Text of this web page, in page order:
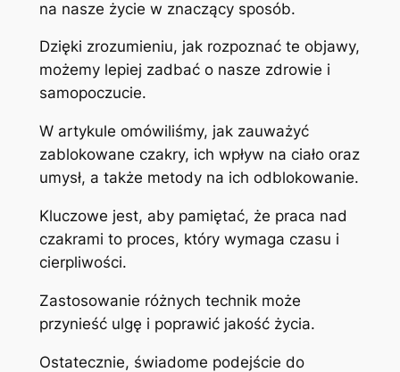
na nasze życie w znaczący sposób.
Dzięki zrozumieniu, jak rozpoznać te objawy,
możemy lepiej zadbać o nasze zdrowie i
samopoczucie.
W artykule omówiliśmy, jak zauważyć
zablokowane czakry, ich wpływ na ciało oraz
umysł, a także metody na ich odblokowanie.
Kluczowe jest, aby pamiętać, że praca nad
czakrami to proces, który wymaga czasu i
cierpliwości.
Zastosowanie różnych technik może
przynieść ulgę i poprawić jakość życia.
Ostatecznie, świadome podejście do